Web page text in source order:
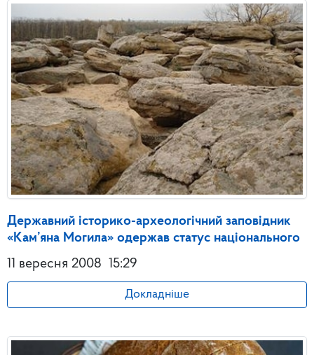
Державний історико-археологічний заповідник
«Кам’яна Могила» одержав статус національного
11 вересня 2008 15:29
Докладніше